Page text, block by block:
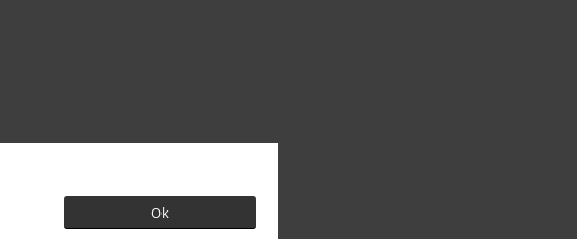
Ok